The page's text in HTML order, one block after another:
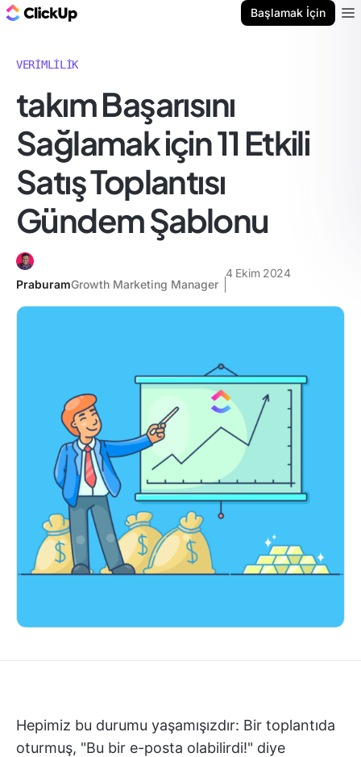
Başlamak İçin
VERIMLILIK
takım Başarısını
Sağlamak için 11 Etkili
Satış Toplantısı
Gündem Şablonu
PraburamGrowth Marketing Manager
4 Ekim 2024
Hepimiz bu durumu yaşamışızdır: Bir toplantıda
oturmuş, "Bu bir e-posta olabilirdi!" diye